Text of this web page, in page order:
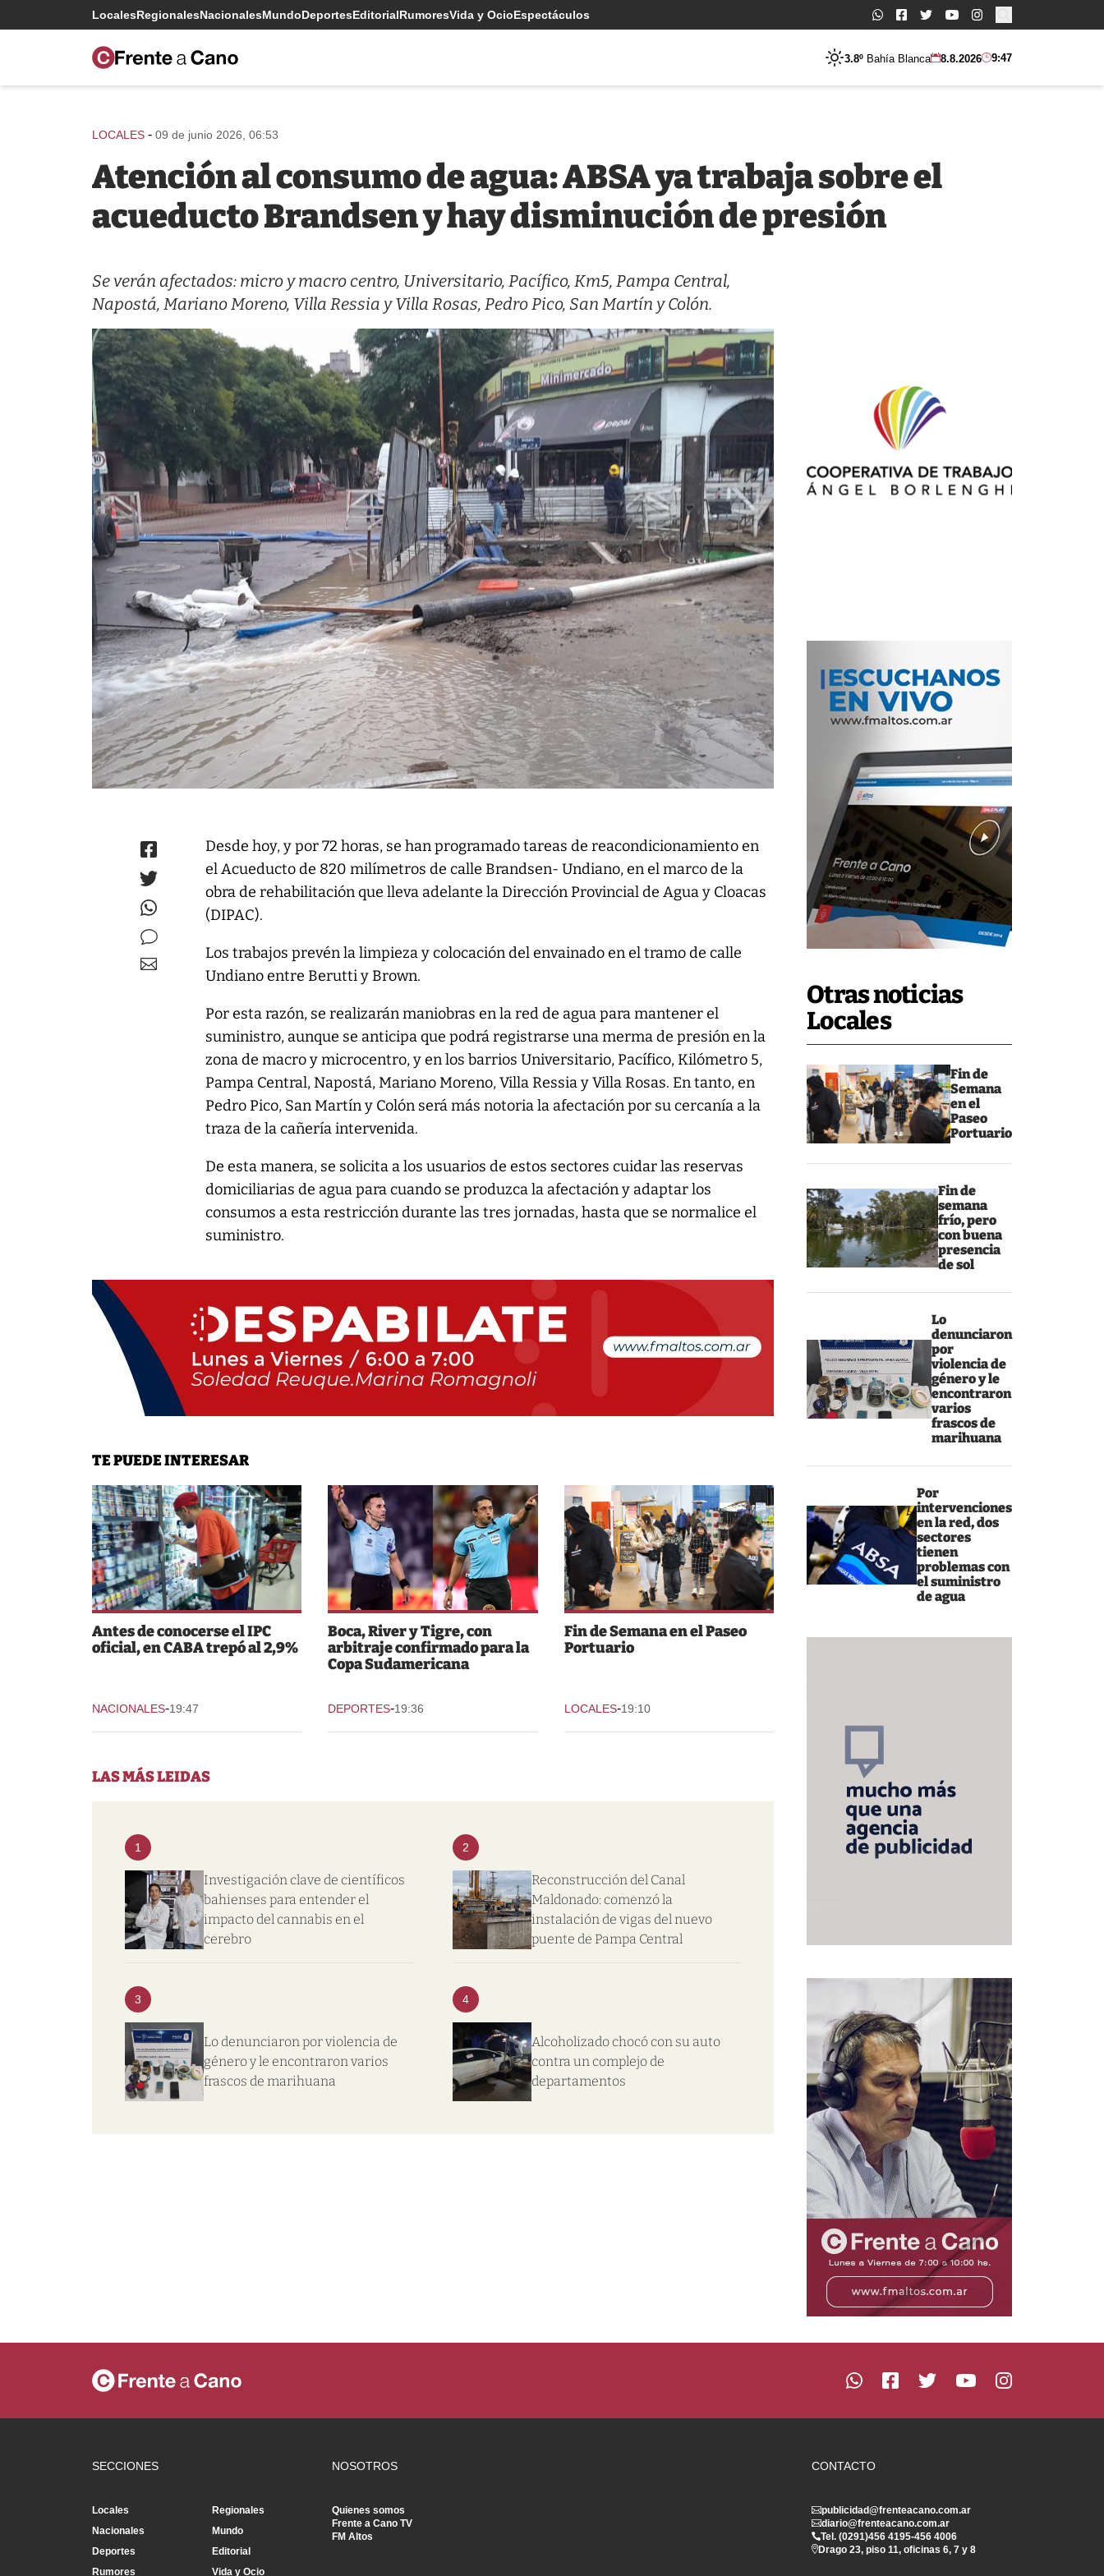
LocalesRegionalesNacionalesMundoDeportesEditorialRumoresVida y OcioEspectáculos Buscar:
3.8º Bahía Blanca 8.8.2026 9:47
Otras noticias
Locales
Fin de
Semana
en el
Paseo
Portuario
Fin de
semana
frío, pero
con buena
presencia
de sol
Lo
denunciaron
por
violencia de
género y le
encontraron
varios
frascos de
marihuana
Por
intervenciones
en la red, dos
sectores
tienen
problemas con
el suministro
de agua
LOCALES - 09 de junio 2026, 06:53
Atención al consumo de agua: ABSA ya trabaja sobre el
acueducto Brandsen y hay disminución de presión
Se verán afectados: micro y macro centro, Universitario, Pacífico, Km5, Pampa Central,
Napostá, Mariano Moreno, Villa Ressia y Villa Rosas, Pedro Pico, San Martín y Colón.
Desde hoy, y por 72 horas, se han programado tareas de reacondicionamiento en
el Acueducto de 820 milímetros de calle Brandsen- Undiano, en el marco de la
obra de rehabilitación que lleva adelante la Dirección Provincial de Agua y Cloacas
(DIPAC).
Los trabajos prevén la limpieza y colocación del envainado en el tramo de calle
Undiano entre Berutti y Brown.
Por esta razón, se realizarán maniobras en la red de agua para mantener el
suministro, aunque se anticipa que podrá registrarse una merma de presión en la
zona de macro y microcentro, y en los barrios Universitario, Pacífico, Kilómetro 5,
Pampa Central, Napostá, Mariano Moreno, Villa Ressia y Villa Rosas. En tanto, en
Pedro Pico, San Martín y Colón será más notoria la afectación por su cercanía a la
traza de la cañería intervenida.
De esta manera, se solicita a los usuarios de estos sectores cuidar las reservas
domiciliarias de agua para cuando se produzca la afectación y adaptar los
consumos a esta restricción durante las tres jornadas, hasta que se normalice el
suministro.
TE PUEDE INTERESAR
Antes de conocerse el IPC
oficial, en CABA trepó al 2,9%
NACIONALES-19:47
Boca, River y Tigre, con
arbitraje confirmado para la
Copa Sudamericana
DEPORTES-19:36
Fin de Semana en el Paseo
Portuario
LOCALES-19:10
LAS MÁS LEIDAS
1
Investigación clave de científicos
bahienses para entender el
impacto del cannabis en el
cerebro
2
Reconstrucción del Canal
Maldonado: comenzó la
instalación de vigas del nuevo
puente de Pampa Central
3
Lo denunciaron por violencia de
género y le encontraron varios
frascos de marihuana
4
Alcoholizado chocó con su auto
contra un complejo de
departamentos
SECCIONES
Locales
Regionales
Nacionales
Mundo
Deportes
Editorial
Rumores
Vida y Ocio
NOSOTROS
Quienes somos
Frente a Cano TV
FM Altos
CONTACTO
publicidad@frenteacano.com.ar
diario@frenteacano.com.ar
Tel. (0291)456 4195-456 4006
Drago 23, piso 11, oficinas 6, 7 y 8